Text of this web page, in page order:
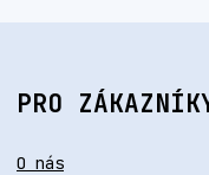
PRO
O nás